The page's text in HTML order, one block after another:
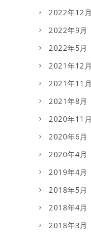
2022年12月
2022年9月
2022年5月
2021年12月
2021年11月
2021年8月
2020年11月
2020年6月
2020年4月
2019年4月
2018年5月
2018年4月
2018年3月